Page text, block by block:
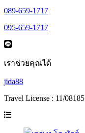
089-659-1717
095-659-1717
เราช่วยคุณได้
jida88
Travel License : 11/08185